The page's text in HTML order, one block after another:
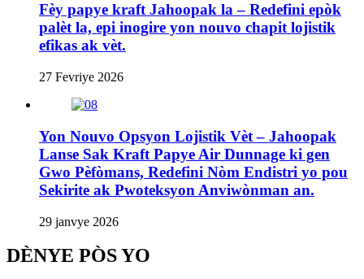
Fèy papye kraft Jahoopak la – Redefini epòk
palèt la, epi inogire yon nouvo chapit lojistik
efikas ak vèt.
27 Fevriye 2026
Yon Nouvo Opsyon Lojistik Vèt – Jahoopak
Lanse Sak Kraft Papye Air Dunnage ki gen
Gwo Pèfòmans, Redefini Nòm Endistri yo pou
Sekirite ak Pwoteksyon Anviwònman an.
29 janvye 2026
DÈNYE PÒS YO